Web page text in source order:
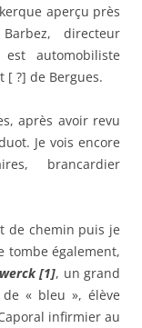
aperçu près
directeur
automobiliste
[ ?] de Bergues.
après avoir revu
Je vois encore
brancardier
de chemin puis je
tombe également,
[1], un grand
« bleu », élève
infirmier au